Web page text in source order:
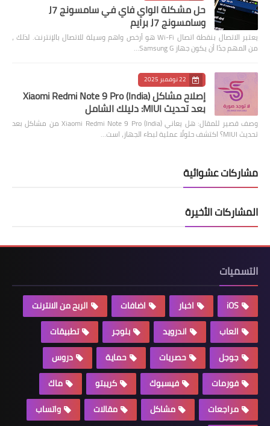
حل مشكلة الواي فاي في سامسونج J7
وسامسونج J7 برايم
يعتبر الاتصال بنقطة اتصال Wi-Fi هو أرخص واهم وسيلة للاتصال بالإنترنت. لذلك ،
من المهم جدًا أن يكون جهاز Samsung G…
22 نوفمبر 2025
إصلاح مشاكل Xiaomi Redmi Note 9 Pro (India)
بعد تحديث MIUI: دليلك الشامل
وصف قصير للمقال: هل يعاني Xiaomi Redmi Note 9 Pro (India) من مشاكل بعد
تحديث MIUI؟ اكتشف حلولًا عملية لبطء الجهاز، است…
مشاركات عشوائية
المشاركات الأخيرة
التسميات
iOS اخبار اضافات
الربح من الانترنت
العاب
اندرويد بلوجر
تطبيقات
جوجل
حصريات حماية
دروس
فورمات
فيسبوك كريبتو
ماك
مراجعات
مشاكل مقالات
واتساب